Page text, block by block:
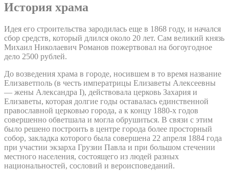
История храма
Идея его строительства зародилась еще в 1868 году, и начался
сбор средств, который длился около 20 лет. Сам великий князь
Михаил Николаевич Романов пожертвовал на богоугодное
дело 2500 рублей.
До возведения храма в городе, носившем в то время название
Елизаветполь (в честь императрицы Елизаветы Алексеевны
— жены Александра I), действовала церковь Захария и
Елизаветы, которая долгие годы оставалась единственной
православной церковью города, а к концу 1880-х годов
совершенно обветшала и могла обрушиться. В связи с этим
было решено построить в центре города более просторный
собор, закладка которого была совершена 22 апреля 1884 года
при участии экзарха Грузии Павла и при большом стечении
местного населения, состоящего из людей разных
национальностей, сословий и вероисповеданий.